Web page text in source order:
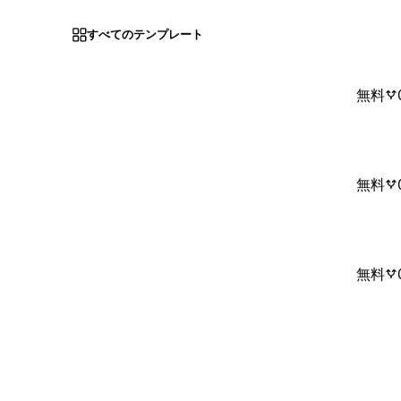
すべてのテンプレート
無料
無料
無料